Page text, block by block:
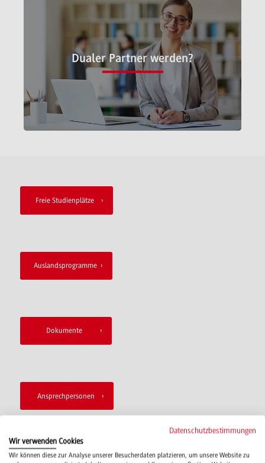
Hier finden Sie alles rund um den Studiengang BWL-
International Business.
Dualer Partner werden?
Freie Studienplätze
Auslandsprogramme
Dokumente
Ansprechpersonen
Datenschutzbestimmungen
Wir verwenden Cookies
Wir können diese zur Analyse unserer Besucherdaten platzieren, um unsere Website zu